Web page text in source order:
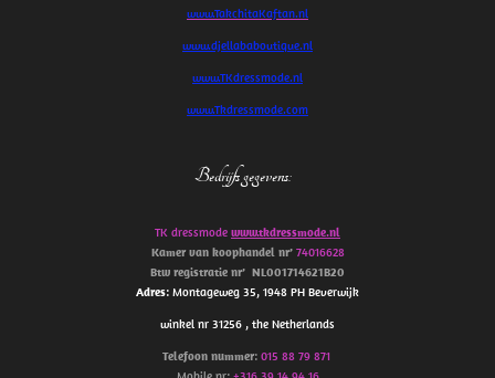
www.TakchitaKaftan.nl
www.djellababoutique.nl
www.TKdressmode.nl
www.Tkdressmode.com
Bedrijfs gegevens:
TK dressmode www.tkdressmode.nl
Kamer van koophandel nr’ 74016628
Btw registratie nr’ NL001714621B20
Adres: Montageweg 35, 1948 PH Beverwijk
winkel nr 31256 , the Netherlands
Telefoon nummer:015 88 79 871